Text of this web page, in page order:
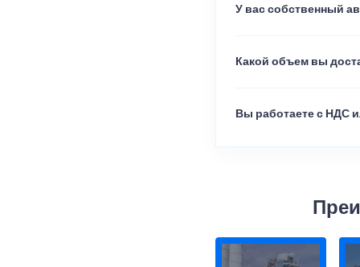
У вас собственный
Какой объем вы
Вы работаете с НДС